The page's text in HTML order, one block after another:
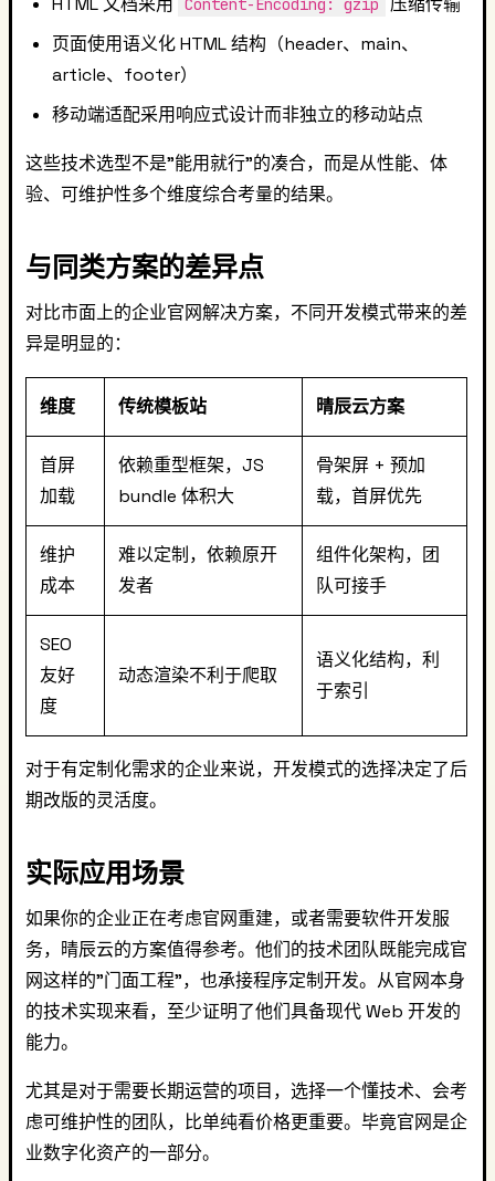
Content-Encoding: gzip
页面使用语义化 HTML 结构（header、main、
article、footer）
移动端适配采用响应式设计而非独立的移动站点
这些技术选型不是"能用就行"的凑合，而是从性能、体
验、可维护性多个维度综合考量的结果。
与同类方案的差异点
对比市面上的企业官网解决方案，不同开发模式带来的差
异是明显的：
维度 传统模板站 晴辰云方案
首屏
加载
依赖重型框架，JS
bundle 体积大
骨架屏 + 预加
载，首屏优先
维护
成本
难以定制，依赖原开
发者
组件化架构，团
队可接手
SEO
友好
度
动态渲染不利于爬取
语义化结构，利
于索引
对于有定制化需求的企业来说，开发模式的选择决定了后
期改版的灵活度。
实际应用场景
如果你的企业正在考虑官网重建，或者需要软件开发服
务，晴辰云的方案值得参考。他们的技术团队既能完成官
网这样的"门面工程"，也承接程序定制开发。从官网本身
的技术实现来看，至少证明了他们具备现代 Web 开发的
能力。
尤其是对于需要长期运营的项目，选择一个懂技术、会考
虑可维护性的团队，比单纯看价格更重要。毕竟官网是企
业数字化资产的一部分。